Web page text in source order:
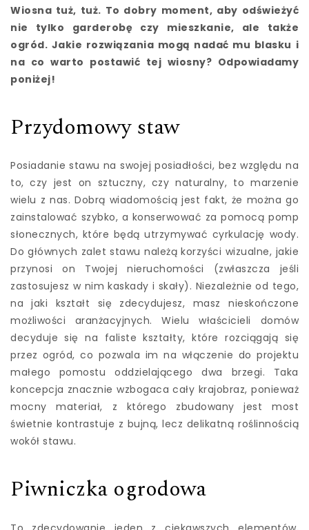
Wiosna tuż, tuż. To dobry moment, aby odświeżyć
nie tylko garderobę czy mieszkanie, ale także
ogród. Jakie rozwiązania mogą nadać mu blasku i
na co warto postawić tej wiosny? Odpowiadamy
poniżej!
Przydomowy staw
Posiadanie stawu na swojej posiadłości, bez względu na
to, czy jest on sztuczny, czy naturalny, to marzenie
wielu z nas. Dobrą wiadomością jest fakt, że można go
zainstalować szybko, a konserwować za pomocą pomp
słonecznych, które będą utrzymywać cyrkulację wody.
Do głównych zalet stawu należą korzyści wizualne, jakie
przynosi on Twojej nieruchomości (zwłaszcza jeśli
zastosujesz w nim kaskady i skały). Niezależnie od tego,
na jaki kształt się zdecydujesz, masz nieskończone
możliwości aranżacyjnych. Wielu właścicieli domów
decyduje się na faliste kształty, które rozciągają się
przez ogród, co pozwala im na włączenie do projektu
małego pomostu oddzielającego dwa brzegi. Taka
koncepcja znacznie wzbogaca cały krajobraz, ponieważ
mocny materiał, z którego zbudowany jest most
świetnie kontrastuje z bujną, lecz delikatną roślinnością
wokół stawu.
Piwniczka ogrodowa